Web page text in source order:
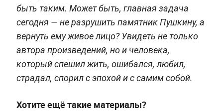
быть таким. Может быть, главная задача
сегодня — не разрушить памятник Пушкину, а
вернуть ему живое лицо? Увидеть не только
автора произведений, но и человека,
который спешил жить, ошибался, любил,
страдал, спорил с эпохой и с самим собой.
Хотите ещё такие материалы?